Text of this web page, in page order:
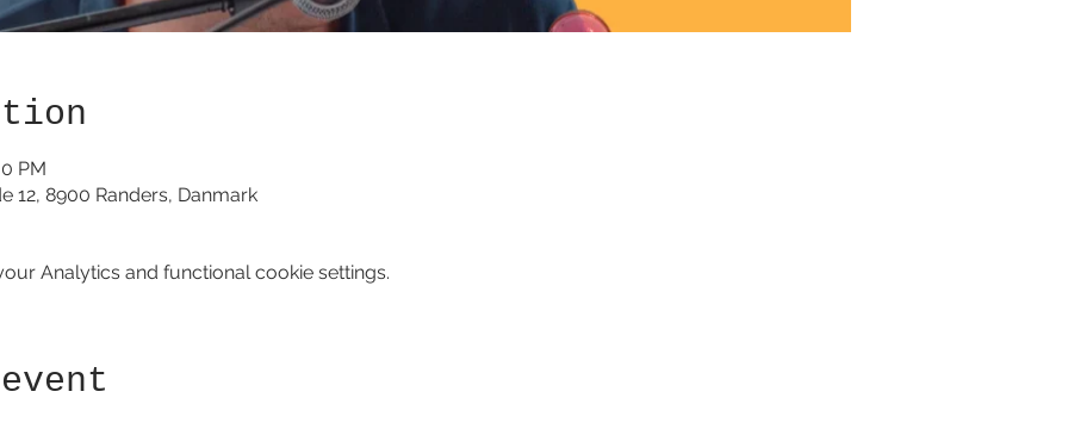
PM
12, 8900 Randers, Danmark
Analytics and functional cookie settings.